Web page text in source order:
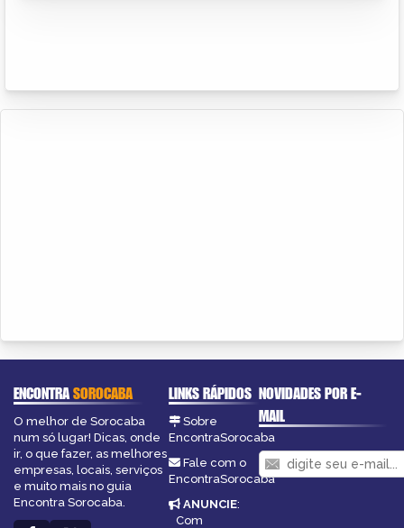
ENCONTRASOROCABA
O melhor de Sorocaba
num só lugar! Dicas, onde
ir, o que fazer, as melhores
empresas, locais, serviços
e muito mais no guia
Encontra Sorocaba.
LINKS RÁPIDOS
Sobre
EncontraSorocaba
Fale com o
EncontraSorocaba
ANUNCIE:
Com
NOVIDADES POR E-
MAIL